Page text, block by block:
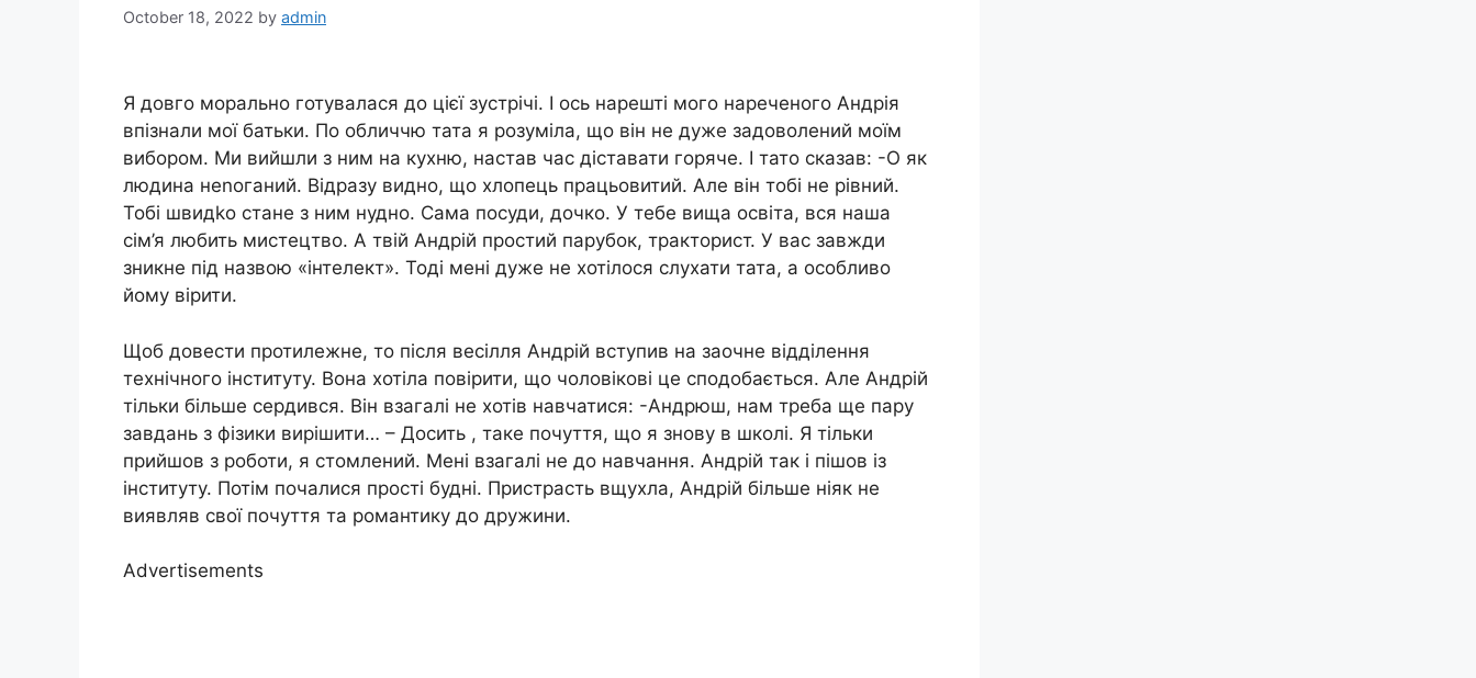
October 18, 2022 by admin
Я довго морально готувалася до цієї зустрічі. І ось нарешті мого нареченого Андрія
впізнали мої батьки. По обличчю тата я розуміла, що він не дуже задоволений моїм
вибором. Ми вийшли з ним на кухню, настав час діставати горяче. І тато сказав: -О як
людина неnоганий. Відразу видно, що хлопець працьовитий. Але він тобі не рівний.
Тобі швидkо стане з ним нудно. Сама посуди, дочко. У тебе вища освіта, вся наша
сім’я любить мистецтво. А твій Андрій простий парубок, тракторист. У вас завжди
зникне під назвою «інтелект». Тоді мені дуже не хотілося слухати тата, а особливо
йому вірити.
Щоб довести протилежне, то після весілля Андрій вступив на заочне відділення
технічного інституту. Вона хотіла повірити, що чоловікові це сподобається. Але Андрій
тільки більше сердився. Він взагалі не хотів навчатися: -Андрюш, нам треба ще пару
завдань з фізики вирішити… – Досить , таке почуття, що я знову в школі. Я тільки
прийшов з роботи, я стомлений. Мені взагалі не до навчання. Андрій так і пішов із
інституту. Потім почалися прості будні. Пристрасть вщухла, Андрій більше ніяк не
виявляв свої почуття та романтику до дружини.
Advertisements